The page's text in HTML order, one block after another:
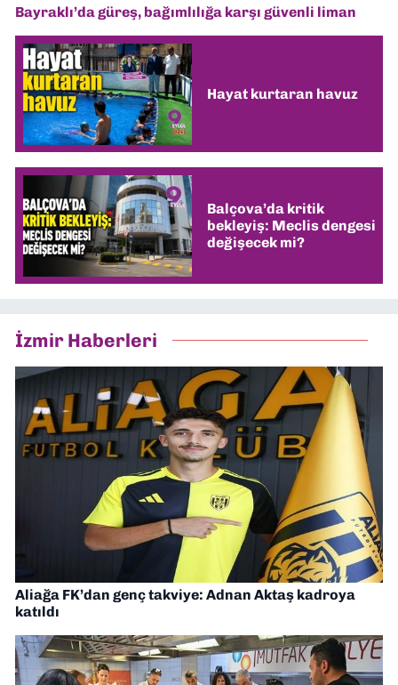
Bayraklı’da güreş, bağımlılığa karşı güvenli liman
Hayat kurtaran havuz
Balçova’da kritik
bekleyiş: Meclis dengesi
değişecek mi?
İzmir Haberleri
Aliağa FK’dan genç takviye: Adnan Aktaş kadroya
katıldı